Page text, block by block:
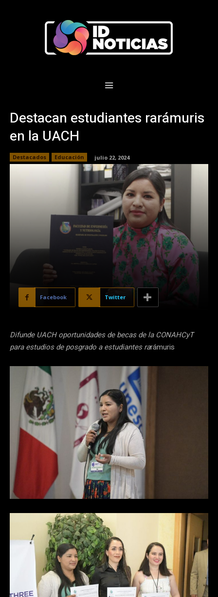
Destacan estudiantes rarámuris
en la UACH
Destacados Educación julio 22, 2024
Facebook Twitter
Difunde UACH oportunidades de becas de la CONAHCyT
para estudios de posgrado a estudiantes rarámuris